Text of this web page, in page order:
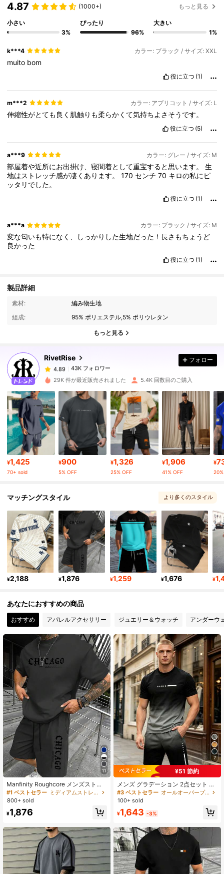
4.87 (1000+) もっと見る
小さい
3%
ぴったり
96%
大きい
1%
k***4 カラー: ブラック / サイズ: XXL
muito bom
役に立つ (1)
m***2 カラー: アプリコット / サイズ: L
伸縮性がとても良く肌触りも柔らかくて気持ちよさそうです。
役に立つ (5)
a***9 カラー: グレー / サイズ: M
部屋着や近所にお出掛け、寝間着として重宝すると思います。生
地はストレッチ感が凄くあります。170 センチ70 キロの私にピ
ッタリでした。
役に立つ (1)
a***a カラー: ブラック / サイズ: M
変な匂いも特になく、しっかりした生地だった！長さもちょうど
良かった
役に立つ (1)
製品詳細
素材:
編み物生地
組成:
95% ポリエステル,5% ポリウレタン
もっと見る
RivetRise
43K フォロワー
43K フォロワー
4.89
43K フォロワー
リ***ホは1日前に購入しました
4.89 43K フォロワー
4.89 43K フォロワー
4.89 43K フォロワー
43K フォロワー
4.89 43K フォロワー
4.89 43K フォロワー
フォロー
29K 件が最近販売されました 5.4K 回数目のご購入
¥1,425
70+ sold
¥900
5% OFF
¥1,326
25% OFF
¥1,906
41% OFF
¥
マッチングスタイル
より多くのスタイル
¥2,188 ¥1,876 ¥1,259 ¥1,676 ¥
あなたにおすすめの商品
おすすめ アパレルアクセサリー ジュエリー＆ウォッチ アンダーウ
11
Manfinity Roughcore メンズストリ
ートウェア シカゴロゴプリント 半袖
Tシャツ&ショーツセット、カジュア
アウトフィット
#1 ベストセラー
ミディアムストレッチ メンズコーデ
800+ sold
¥1,876
7
¥51 節約
メンズ グラデーション 2点セット ト
ップス&ショーツ、プリント「PARI
S」クルーネック 半袖Tシャツ、ドロ
ツ、カジュアルファッションアウト
フィット、夏のアウトドアウェアに
適しています、100%ポリエステル、
軽量素材、ストリートウェア
#3 ベストセラー
オールオーバープリント メンズTシャツコーデ
100+ sold
¥1,643 -3%